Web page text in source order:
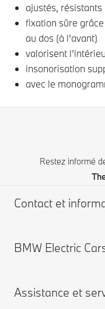
ajustés,
fixation sûre
au dos (à l’avant)
valorisent
insonorisation
avec le
Restez informé
Contact et
Service clientèle
Trouver un
BMW Electric
BMW électriques
Assistance et